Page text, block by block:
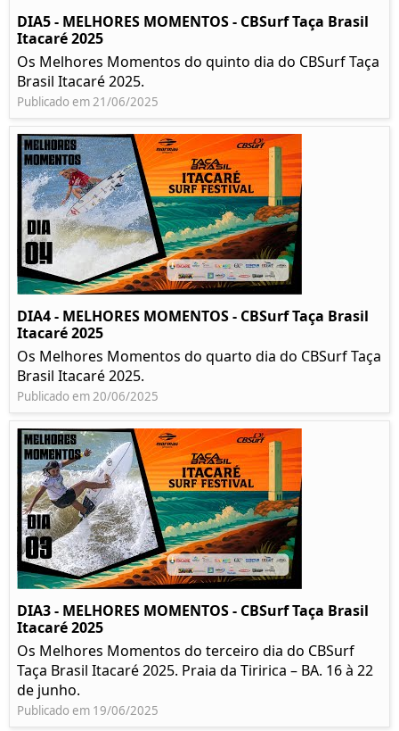
DIA5 - MELHORES MOMENTOS - CBSurf Taça Brasil
Itacaré 2025
Os Melhores Momentos do quinto dia do CBSurf Taça
Brasil Itacaré 2025.
Publicado em 21/06/2025
DIA4 - MELHORES MOMENTOS - CBSurf Taça Brasil
Itacaré 2025
Os Melhores Momentos do quarto dia do CBSurf Taça
Brasil Itacaré 2025.
Publicado em 20/06/2025
DIA3 - MELHORES MOMENTOS - CBSurf Taça Brasil
Itacaré 2025
Os Melhores Momentos do terceiro dia do CBSurf
Taça Brasil Itacaré 2025. Praia da Tiririca – BA. 16 à 22
de junho.
Publicado em 19/06/2025